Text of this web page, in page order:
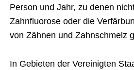
Person und Jahr, zu denen
Zahnfluorose oder die
von Zähnen und Zahnschmelz
In Gebieten der Vereinigten